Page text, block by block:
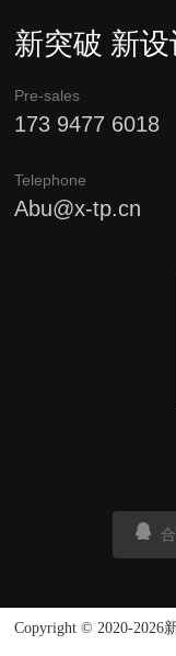
新突破 新
Pre-sales
173 9477 6018
Telephone
Abu@x-tp.cn
Copyright © 2020-2026